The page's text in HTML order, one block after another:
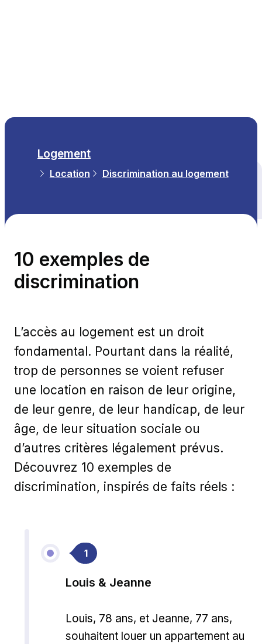
Logement
Location Discrimination au logement
10 exemples de
discrimination
L’accès au logement est un droit
fondamental. Pourtant dans la réalité,
trop de personnes se voient refuser
une location en raison de leur origine,
de leur genre, de leur handicap, de leur
âge, de leur situation sociale ou
d’autres critères légalement prévus.
Découvrez 10 exemples de
discrimination, inspirés de faits réels :
1
Louis & Jeanne
Louis, 78 ans, et Jeanne, 77 ans,
souhaitent louer un appartement au